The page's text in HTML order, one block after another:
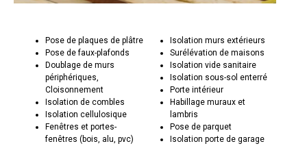
Pose de plaques de plâtre
Pose de faux-plafonds
Doublage de murs
périphériques,
Cloisonnement
Isolation de combles
Isolation cellulosique
Fenêtres et portes-
fenêtres (bois, alu, pvc)
Isolation murs extérieurs
Surélévation de maisons
Isolation vide sanitaire
Isolation sous-sol enterré
Porte intérieur
Habillage muraux et
lambris
Pose de parquet
Isolation porte de garage